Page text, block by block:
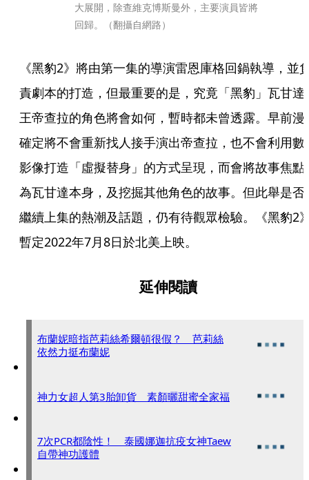
大展開，除查維克博斯曼外，主要演員皆將
回歸。（翻攝自網路）
《黑豹2》將由第一集的導演雷恩庫格回鍋執導，並
責劇本的打造，但最重要的是，究竟「黑豹」瓦甘達
王帝查拉的角色將會如何，暫時都未曾透露。早前漫
確定將不會重新找人接手演出帝查拉，也不會利用數
影像打造「虛擬替身」的方式呈現，而會將故事焦點
為瓦甘達本身，及挖掘其他角色的故事。但此舉是否
繼續上集的熱潮及話題，仍有待觀眾檢驗。《黑豹2
暫定2022年7月8日於北美上映。
延伸閱讀
布蘭妮暗指芭莉絲希爾頓很假？ 芭莉絲
依然力挺布蘭妮
神力女超人第3胎卸貨 素顏曬甜蜜全家福
7次PCR都陰性！ 泰國娜迦抗疫女神Taew
自帶神功護體